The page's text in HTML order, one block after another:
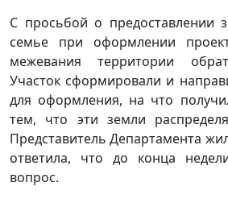
С просьбой о предоставлении
семье при оформлении
межевания территории
Участок сформировали и
для оформления, на что
тем, что эти земли
Представитель Департамента
ответила, что до конца
вопрос.